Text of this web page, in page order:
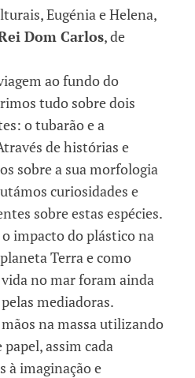
Eugénia e Helena,
Dom Carlos, de
ao fundo do
tudo sobre dois
o tubarão e a
de histórias e
sobre a sua morfologia
curiosidades e
sobre estas espécies.
impacto do plástico na
Terra e como
no mar foram ainda
mediadoras.
na massa utilizando
assim cada
à imaginação e